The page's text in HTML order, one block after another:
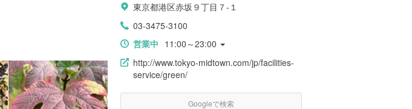
東京都港区赤坂９丁目７-１
03-3475-3100
営業中 11:00～23:00
http://www.tokyo-midtown.com/jp/facilities-
service/green/
Googleで検索